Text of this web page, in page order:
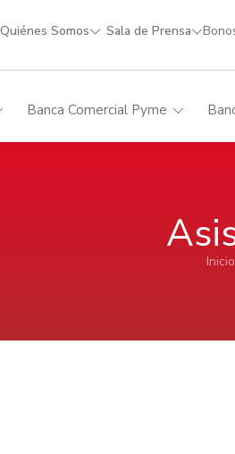
Quiénes Somos Sala de Prensa
Banca Comercial Pyme